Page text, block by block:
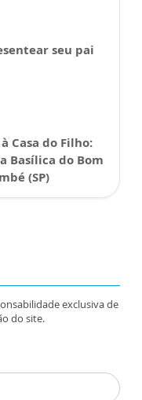
seu pai
Casa do Filho:
Basílica do Bom
(SP)
exclusiva de
do site.